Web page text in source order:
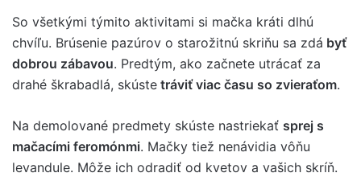
So všetkými týmito aktivitami si mačka kráti dlhú
chvíľu. Brúsenie pazúrov o starožitnú skriňu sa zdá byť
dobrou zábavou. Predtým, ako začnete utrácať za
drahé škrabadlá, skúste tráviť viac času so zvieraťom.
Na demolované predmety skúste nastriekať sprej s
mačacími feromónmi. Mačky tiež nenávidia vôňu
levandule. Môže ich odradiť od kvetov a vašich skríň.